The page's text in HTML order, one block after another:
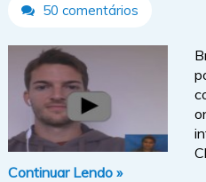
50 comentários
Continuar Lendo »